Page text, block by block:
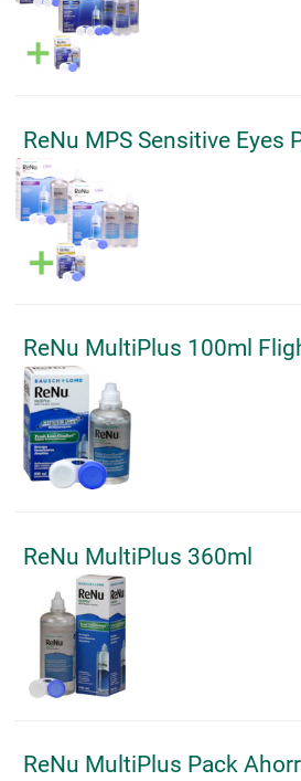
ReNu MPS Sensitive Eyes
ReNu MultiPlus 100ml
ReNu MultiPlus 360ml
ReNu MultiPlus Pack